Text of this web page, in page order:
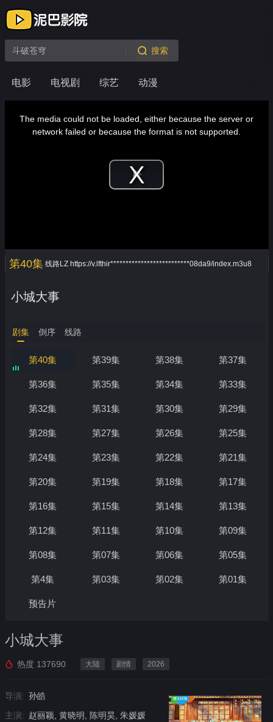
电影 电视剧 综艺 动漫
搜索
Play
modalThe media could not be loaded, either because the server or
network failed or because the format is not supported.
第40集 线路LZ https://v.lfthir**************************08da9/index.m3u8
小城大事
剧集 倒序 线路
第40集 第39集 第38集 第37集
第36集 第35集 第34集 第33集
第32集 第31集 第30集 第29集
第28集 第27集 第26集 第25集
第24集 第23集 第22集 第21集
第20集 第19集 第18集 第17集
第16集 第15集 第14集 第13集
第12集 第11集 第10集 第09集
第08集 第07集 第06集 第05集
第4集 第03集 第02集 第01集
预告片
小城大事
热度 137690 大陆 剧情 2026
导演: 孙皓
主演: 赵丽颖, 黄晓明, 陈明昊, 朱媛媛